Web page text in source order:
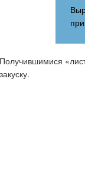
Получившимися
закуску.